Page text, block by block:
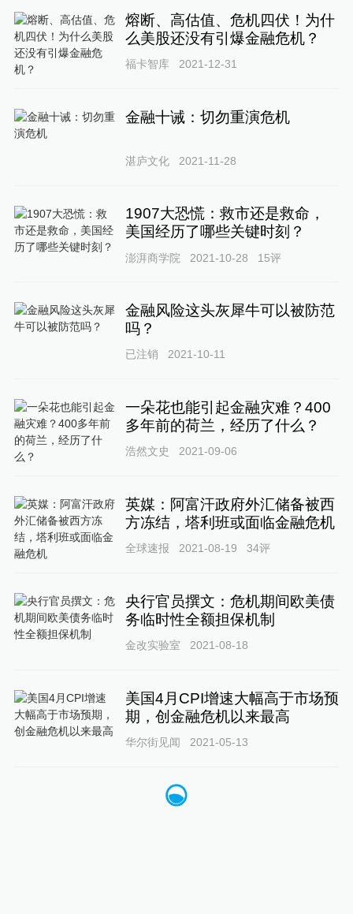
熔断、高估值、危机四伏！为什
么美股还没有引爆金融危机？
福卡智库 2021-12-31
金融十诫：切勿重演危机
湛庐文化 2021-11-28
1907大恐慌：救市还是救命，
美国经历了哪些关键时刻？
澎湃商学院 2021-10-28 15评
金融风险这头灰犀牛可以被防范
吗？
已注销 2021-10-11
一朵花也能引起金融灾难？400
多年前的荷兰，经历了什么？
浩然文史 2021-09-06
英媒：阿富汗政府外汇储备被西
方冻结，塔利班或面临金融危机
全球速报 2021-08-19 34评
央行官员撰文：危机期间欧美债
务临时性全额担保机制
金改实验室 2021-08-18
美国4月CPI增速大幅高于市场预
期，创金融危机以来最高
华尔街见闻 2021-05-13